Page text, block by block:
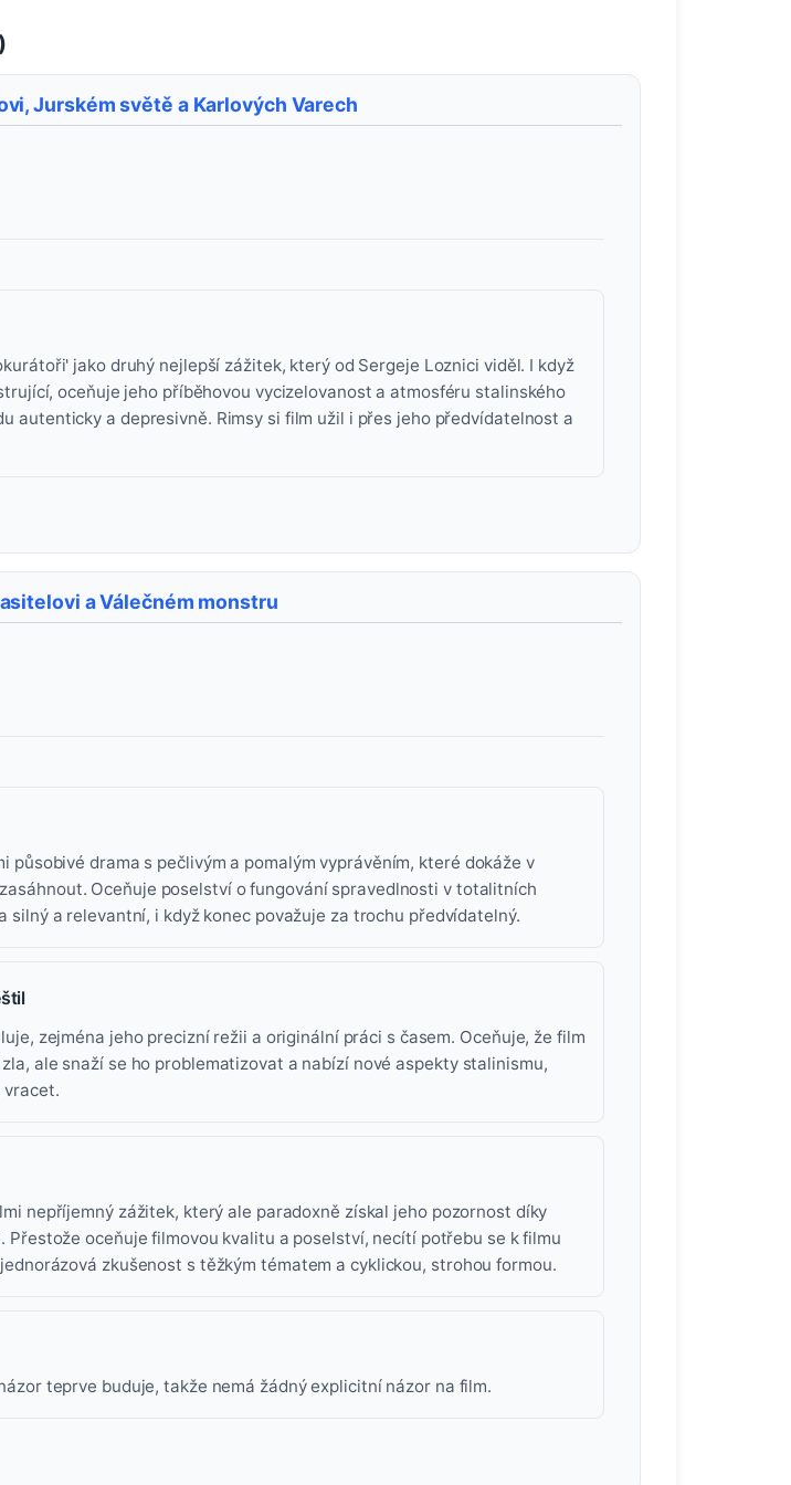
Jurském světě a Karlových Varech
jako druhý nejlepší zážitek, který od Sergeje Loznici viděl. I když
oceňuje jeho příběhovou vycizelovanost a atmosféru stalinského
autenticky a depresivně. Rimsy si film užil i přes jeho předvídatelnost a
a Válečném monstru
působivé drama s pečlivým a pomalým vyprávěním, které dokáže v
Oceňuje poselství o fungování spravedlnosti v totalitních
silný a relevantní, i když konec považuje za trochu předvídatelný.
zejména jeho precizní režii a originální práci s časem. Oceňuje, že film
ale snaží se ho problematizovat a nabízí nové aspekty stalinismu,
vracet.
nepříjemný zážitek, který ale paradoxně získal jeho pozornost díky
Přestože oceňuje filmovou kvalitu a poselství, necítí potřebu se k filmu
zkušenost s těžkým tématem a cyklickou, strohou formou.
teprve buduje, takže nemá žádný explicitní názor na film.